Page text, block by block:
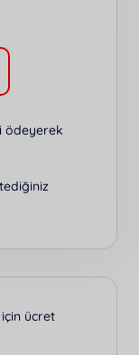
ödeyerek
ücret